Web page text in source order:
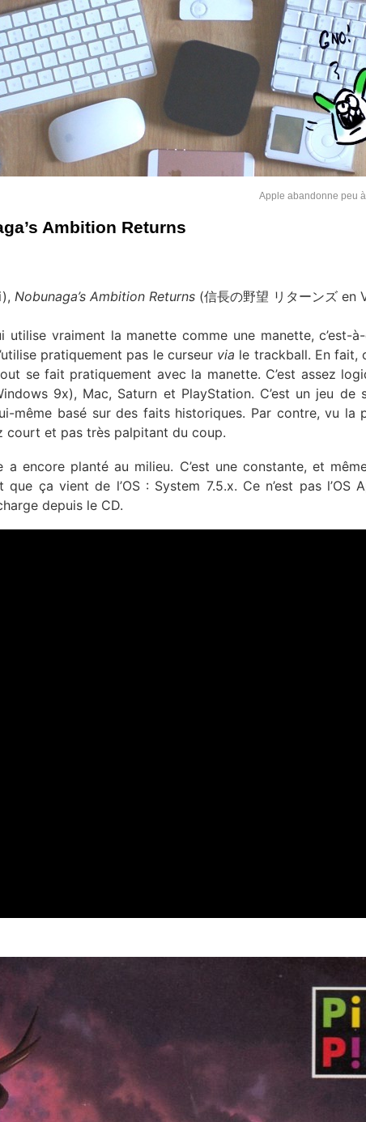
Apple abandonne peu
Ambition Returns
Nobunaga’s Ambition Returns (信長の野望 リターンズ en
utilise vraiment la manette comme une manette, c’est-
pratiquement pas le curseur via le trackball. En fait,
se fait pratiquement avec la manette. C’est assez
9x), Mac, Saturn et PlayStation. C’est un jeu de
même basé sur des faits historiques. Par contre, vu la
court et pas très palpitant du coup.
encore planté au milieu. C’est une constante, et
ça vient de l’OS : System 7.5.x. Ce n’est pas l’OS
depuis le CD.